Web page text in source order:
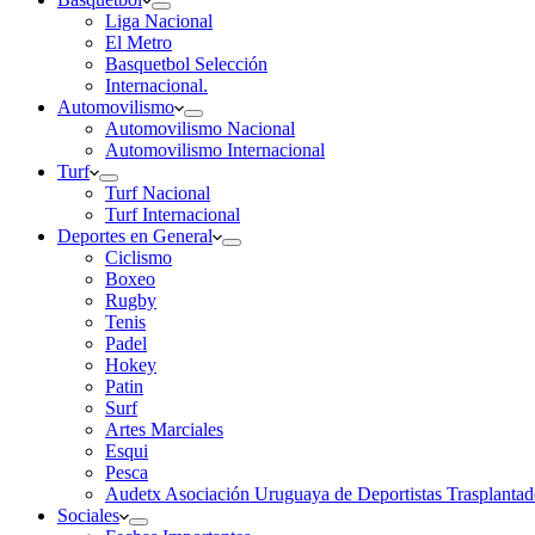
Liga Nacional
El Metro
Basquetbol Selección
Internacional.
Automovilismo
Automovilismo Nacional
Automovilismo Internacional
Turf
Turf Nacional
Turf Internacional
Deportes en General
Ciclismo
Boxeo
Rugby
Tenis
Padel
Hokey
Patin
Surf
Artes Marciales
Esqui
Pesca
Audetx Asociación Uruguaya de Deportistas
Sociales